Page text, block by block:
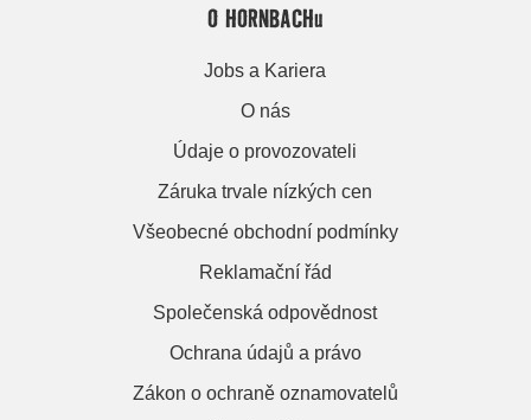
O HORNBACHu
Jobs a Kariera
O nás
Údaje o provozovateli
Záruka trvale nízkých cen
Všeobecné obchodní podmínky
Reklamační řád
Společenská odpovědnost
Ochrana údajů a právo
Zákon o ochraně oznamovatelů